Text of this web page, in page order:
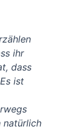
ihr
dass
ist
natürlich